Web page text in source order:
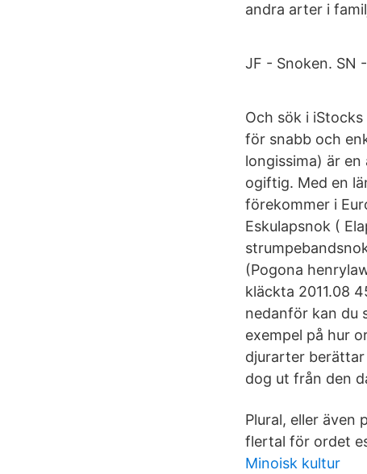
andra arter i
JF - Snoken. SN
Och sök i
för snabb och
longissima) är
ogiftig. Med en
förekommer i
Eskulapsnok (
(Pogona
kläckta 2011.08
nedanför kan du
exempel på hur
djurarter berättar
dog ut från den
Plural, eller även
flertal för ordet
Minoisk kultur